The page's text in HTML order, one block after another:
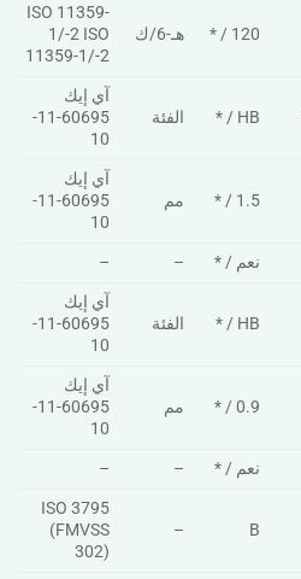
120 / * هـ-6/ك
ISO 11359-
1/-2 ISO
11359-1/-2
HB / * الفئة
آي إيك
60695-11-
10
1.5 / * مم
آي إيك
60695-11-
10
نعم / * –
–
HB / * الفئة
آي إيك
60695-11-
10
0.9 / * مم
آي إيك
60695-11-
10
نعم / * –
–
B
–
ISO 3795
(FMVSS
302)